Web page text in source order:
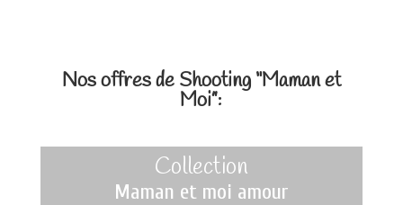
Nos offres de Shooting “Maman et
Moi”:
Collection
Maman et moi amour